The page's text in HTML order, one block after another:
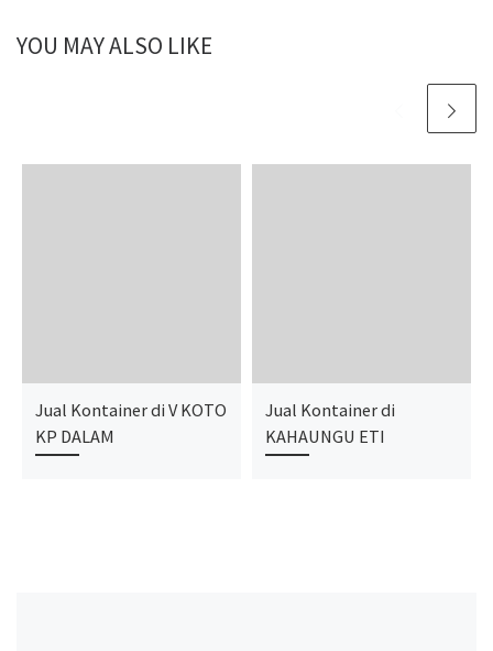
YOU MAY ALSO LIKE
Jual Kontainer di V KOTO
KP DALAM
Jual Kontainer di
KAHAUNGU ETI